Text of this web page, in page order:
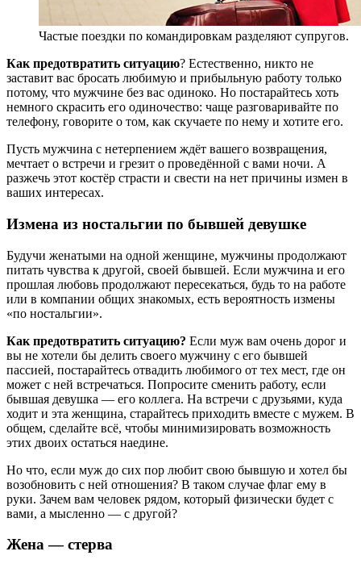
Частые поездки по командировкам разделяют супругов.
Как предотвратить ситуацию? Естественно, никто не
заставит вас бросать любимую и прибыльную работу только
потому, что мужчине без вас одиноко. Но постарайтесь хоть
немного скрасить его одиночество: чаще разговаривайте по
телефону, говорите о том, как скучаете по нему и хотите его.
Пусть мужчина с нетерпением ждёт вашего возвращения,
мечтает о встречи и грезит о проведённой с вами ночи. А
разжечь этот костёр страсти и свести на нет причины измен в
ваших интересах.
Измена из ностальгии по бывшей девушке
Будучи женатыми на одной женщине, мужчины продолжают
питать чувства к другой, своей бывшей. Если мужчина и его
прошлая любовь продолжают пересекаться, будь то на работе
или в компании общих знакомых, есть вероятность измены
«по ностальгии».
Как предотвратить ситуацию? Если муж вам очень дорог и
вы не хотели бы делить своего мужчину с его бывшей
пассией, постарайтесь отвадить любимого от тех мест, где он
может с ней встречаться. Попросите сменить работу, если
бывшая девушка — его коллега. На встречи с друзьями, куда
ходит и эта женщина, старайтесь приходить вместе с мужем. В
общем, сделайте всё, чтобы минимизировать возможность
этих двоих остаться наедине.
Но что, если муж до сих пор любит свою бывшую и хотел бы
возобновить с ней отношения? В таком случае флаг ему в
руки. Зачем вам человек рядом, который физически будет с
вами, а мысленно — с другой?
Жена — стерва